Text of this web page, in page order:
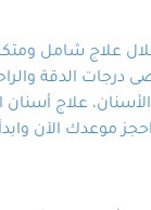
علاج شامل
الدقة
علاج أسنان
موعدك الآن وابدأ